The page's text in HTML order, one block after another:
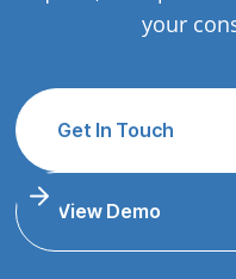
your
Get In Touch
View Demo